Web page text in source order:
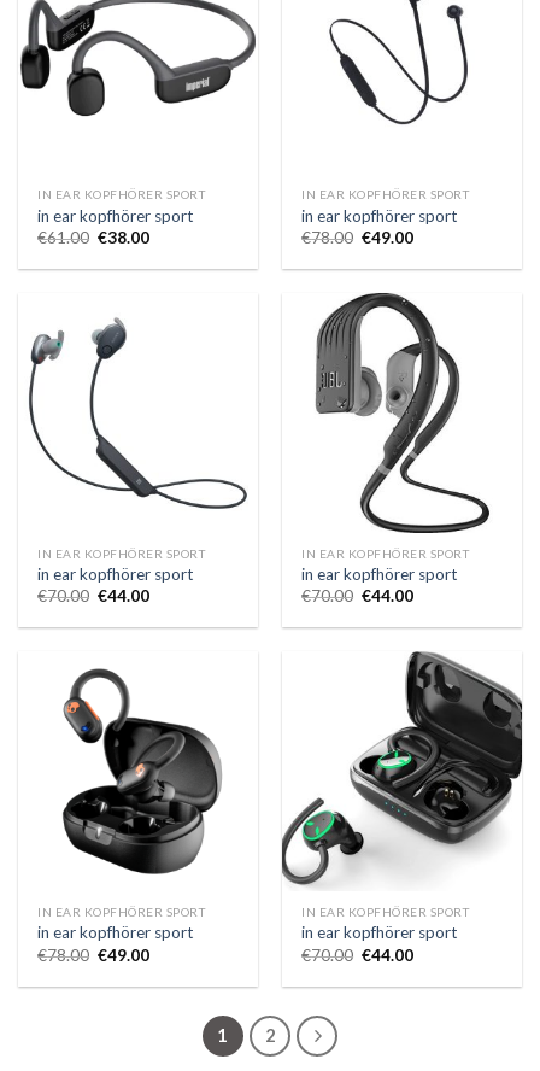
IN EAR KOPFHÖRER SPORT
in ear kopfhörer sport
€61.00 €38.00
IN EAR KOPFHÖRER SPORT
in ear kopfhörer sport
€78.00 €49.00
IN EAR KOPFHÖRER SPORT
in ear kopfhörer sport
€70.00 €44.00
IN EAR KOPFHÖRER SPORT
in ear kopfhörer sport
€70.00 €44.00
IN EAR KOPFHÖRER SPORT
in ear kopfhörer sport
€78.00 €49.00
IN EAR KOPFHÖRER SPORT
in ear kopfhörer sport
€70.00 €44.00
1 2